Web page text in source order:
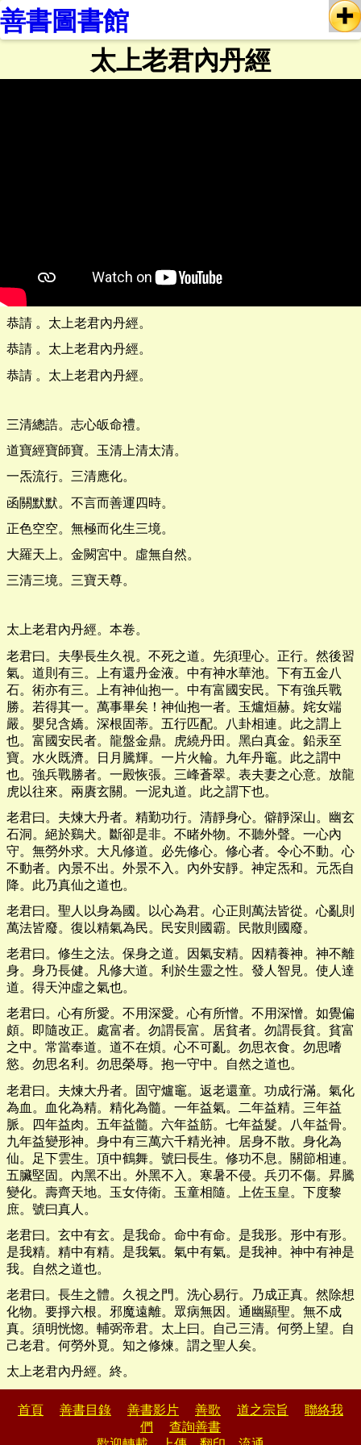
善書圖書館
太上老君內丹經
恭請 。太上老君內丹經。
恭請 。太上老君內丹經。
恭請 。太上老君內丹經。
三清總誥。志心皈命禮。
道寶經寶師寶。玉清上清太清。
一炁流行。三清應化。
函關默默。不言而善運四時。
正色空空。無極而化生三境。
大羅天上。金闕宮中。虛無自然。
三清三境。三寶天尊。
太上老君內丹經。本卷。
老君曰。夫學長生久視。不死之道。先須理心。正行。然後習
氣。道則有三。上有還丹金液。中有神水華池。下有五金八
石。術亦有三。上有神仙抱一。中有富國安民。下有強兵戰
勝。若得其一。萬事畢矣！神仙抱一者。玉爐烜赫。姹女端
嚴。嬰兒含嬌。深根固蒂。五行匹配。八卦相連。此之謂上
也。富國安民者。龍盤金鼎。虎繞丹田。黑白真金。鉛汞至
寶。水火既濟。日月騰輝。一片火輪。九年丹竈。此之謂中
也。強兵戰勝者。一殿恢張。三峰蒼翠。表夫妻之心意。放龍
虎以往來。兩賡玄關。一泥丸道。此之謂下也。
老君曰。夫煉大丹者。精勤功行。清靜身心。僻靜深山。幽玄
石洞。絕於鷄犬。斷卻是非。不睹外物。不聽外聲。一心內
守。無勞外求。大凡修道。必先修心。修心者。令心不動。心
不動者。內景不出。外景不入。內外安靜。神定炁和。元炁自
降。此乃真仙之道也。
老君曰。聖人以身為國。以心為君。心正則萬法皆從。心亂則
萬法皆廢。復以精氣為民。民安則國霸。民散則國廢。
老君曰。修生之法。保身之道。因氣安精。因精養神。神不離
身。身乃長健。凡修大道。利於生靈之性。發人智見。使人達
道。得天沖虛之氣也。
老君曰。心有所愛。不用深愛。心有所憎。不用深憎。如覺偏
頗。即隨改正。處富者。勿謂長富。居貧者。勿謂長貧。貧富
之中。常當奉道。道不在煩。心不可亂。勿思衣食。勿思嗜
慾。勿思名利。勿思榮辱。抱一守中。自然之道也。
老君曰。夫煉大丹者。固守爐竈。返老還童。功成行滿。氣化
為血。血化為精。精化為髓。一年益氣。二年益精。三年益
脈。四年益肉。五年益髓。六年益筋。七年益髮。八年益骨。
九年益變形神。身中有三萬六千精光神。居身不散。身化為
仙。足下雲生。頂中鶴舞。號曰長生。修功不息。關節相連。
五臟堅固。內黑不出。外黑不入。寒暑不侵。兵刃不傷。昇騰
變化。壽齊天地。玉女侍衛。玉童相隨。上佐玉皇。下度黎
庶。號曰真人。
老君曰。玄中有玄。是我命。命中有命。是我形。形中有形。
是我精。精中有精。是我氣。氣中有氣。是我神。神中有神是
我。自然之道也。
老君曰。長生之體。久視之門。洗心易行。乃成正真。然除想
化物。要掙六根。邪魔遠離。眾病無因。通幽顯聖。無不成
真。須明恍惚。輔弼帝君。太上曰。自己三清。何勞上望。自
己老君。何勞外覓。知之修煉。謂之聖人矣。
太上老君內丹經。終。
首頁 善書目錄 善書影片 善歌 道之宗旨
聯絡我
們
查詢善書